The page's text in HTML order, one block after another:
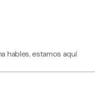
hables, estamos aquí